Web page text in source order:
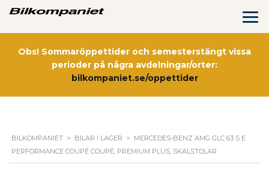
Obs! Sommaröppettider och semesterstängt vissa
perioder på några avdelningar/orter:
bilkompaniet.se/oppettider
BILKOMPANIET > BILAR I LAGER > MERCEDES-BENZ AMG GLC 63 S E
PERFORMANCE COUPÉ COUPÉ, PREMIUM PLUS, SKALSTOLAR